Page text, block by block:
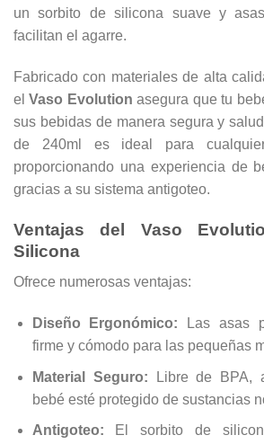
un sorbito de silicona suave y
facilitan el agarre.
Fabricado con materiales de alta
elVaso Evolution asegura que tu
sus bebidas de manera segura y
de 240ml es ideal para
proporcionando una experiencia de
gracias a su sistema antigoteo.
Ventajas del Vaso
Silicona
Ofrece numerosas ventajas:
Diseño Ergonómico: Las asas
firme y cómodo para las pequeñas
Material Seguro: Libre de BPA,
bebé esté protegido de sustancias
Antigoteo: El sorbito de